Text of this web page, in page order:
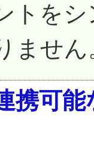
トを
ませ
携可